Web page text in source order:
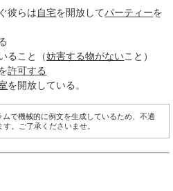
彼らは自宅を開放してパーティーを
ること（妨害する物がないこと）
許可する
を開放している。
で機械的に例文を生成しているため、不適
。ご了承くださいませ。